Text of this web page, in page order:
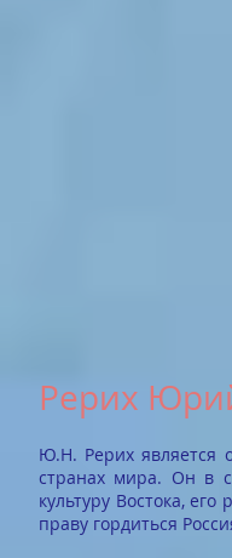
Рерих
Ю.Н. Рерих является
странах мира. Он в
культуру Востока,
праву гордиться